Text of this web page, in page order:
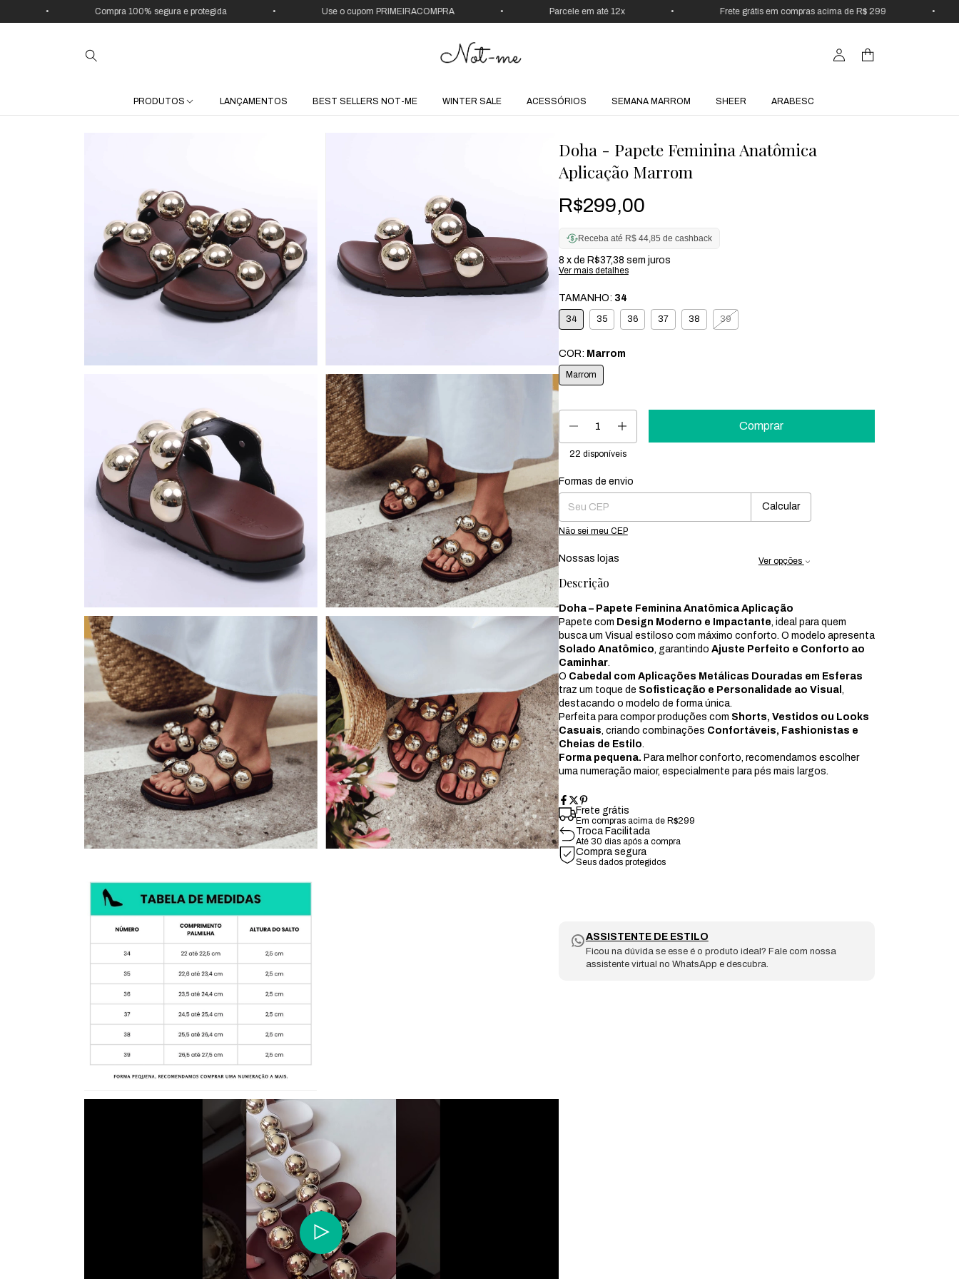
Compra 100% segura e protegida Use o cupom PRIMEIRACOMPRA Parcele em até 12x Frete grátis em compras acima de R$ 299
PRODUTOS LANÇAMENTOS BEST SELLERS NOT-ME WINTER SALE ACESSÓRIOS SEMANA MARROM SHEER ARABESC
Doha - Papete Feminina Anatômica
Aplicação Marrom
R$299,00
Receba até R$ 44,85 de cashback
8 x de R$37,38 sem juros
Ver mais detalhes
TAMANHO: 34
34 35 36 37 38 39
COR: Marrom
Marrom
22 disponíveis
Entregas para o CEP:
Formas de envio
Calcular
Não sei meu CEP
Nossas lojas Ver opções
Descrição
Doha – Papete Feminina Anatômica Aplicação
Papete com Design Moderno e Impactante, ideal para quem
busca um Visual estiloso com máximo conforto. O modelo apresenta
Solado Anatômico, garantindo Ajuste Perfeito e Conforto ao
Caminhar.
O Cabedal com Aplicações Metálicas Douradas em Esferas
traz um toque de Sofisticação e Personalidade ao Visual ,
destacando o modelo de forma única.
Perfeita para compor produções com Shorts, Vestidos ou Looks
Casuais, criando combinações Confortáveis, Fashionistas e
Cheias de Estilo.
Forma pequena. Para melhor conforto, recomendamos escolher
uma numeração maior, especialmente para pés mais largos.
Frete grátis
Em compras acima de R$299
Troca Facilitada
Até 30 dias após a compra
Compra segura
Seus dados protegidos
ASSISTENTE DE ESTILO
Ficou na dúvida se esse é o produto ideal? Fale com nossa
assistente virtual no WhatsApp e descubra.